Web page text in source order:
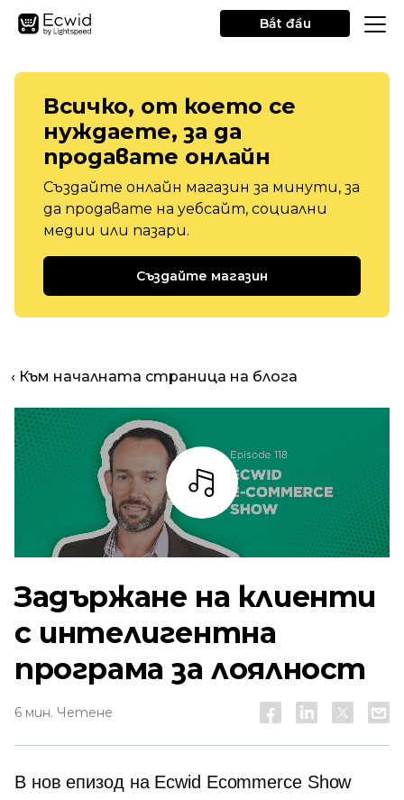
Bắt đầu
Всичко, от което се
нуждаете, за да
продавате онлайн
Създайте онлайн магазин за минути, за
да продавате на уебсайт, социални
медии или пазари.
Създайте магазин
‹ Към началната страница на блога
Слушай
Задържане на клиенти
с интелигентна
програма за лоялност
6 мин. Четене
В нов епизод на Ecwid Ecommerce Show